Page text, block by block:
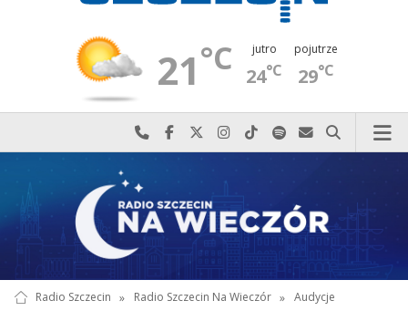
21°C jutro
24°C
pojutrze
29°C
Najlepiej po prostu do nas zadzwoń
Odwiedź nas na Facebook-u
Odwiedź nas na X
Odwiedź nas na Instagram-ie
Odwiedź nas na TikTok-u
Szukaj nas na Spotify
Wyślij do nas
Szukaj
Radio Szczecin » Radio Szczecin Na Wieczór » Audycje